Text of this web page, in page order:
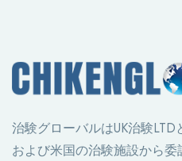
治験グローバルはUK治験
および米国の治験施設から